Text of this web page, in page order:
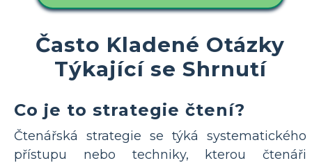
Často Kladené Otázky
Týkající se Shrnutí
Co je to strategie čtení?
Čtenářská strategie se týká systematického
přístupu nebo techniky, kterou čtenáři